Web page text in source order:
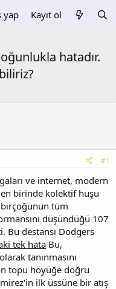
yap Kayıt ol
hatadır.
#1
ve internet, modern
birinde kolektif huşu
birçoğunun tüm
düşündüğü 107
Bu destansı Dodgers
tek hata Bu,
tanınmasını
topu höyüğe doğru
ilk üssüne bir atış